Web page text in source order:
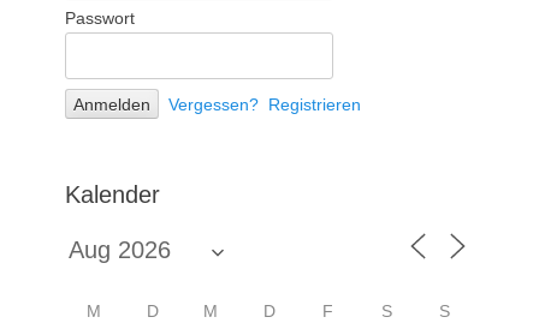
Passwort
Vergessen? Registrieren
Kalender
M D M D F S S